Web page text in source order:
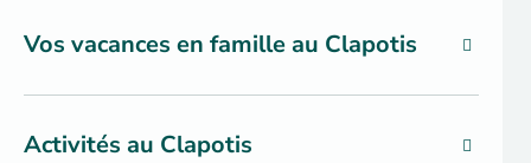
Vos vacances en famille au Clapotis
Activités au Clapotis